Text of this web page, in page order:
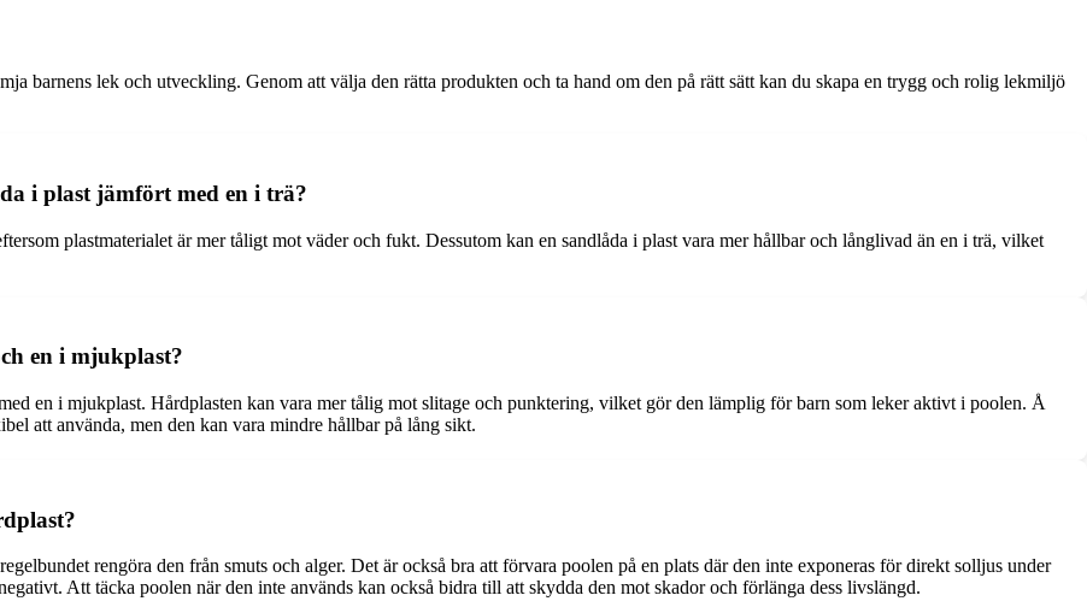
barnens lek och utveckling. Genom att välja den rätta produkten och ta hand om den på rätt sätt kan du skapa en trygg och rolig lekmiljö
i plast jämfört med en i trä?
plastmaterialet är mer tåligt mot väder och fukt. Dessutom kan en sandlåda i plast vara mer hållbar och långlivad än en i trä, vilket
en i mjukplast?
en i mjukplast. Hårdplasten kan vara mer tålig mot slitage och punktering, vilket gör den lämplig för barn som leker aktivt i poolen. Å
att använda, men den kan vara mindre hållbar på lång sikt.
rengöra den från smuts och alger. Det är också bra att förvara poolen på en plats där den inte exponeras för direkt solljus under
Att täcka poolen när den inte används kan också bidra till att skydda den mot skador och förlänga dess livslängd.